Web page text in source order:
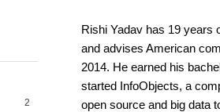
2
Rishi Yadav has 19 years
and advises American
2014. He earned his
started InfoObjects, a
open source and big data